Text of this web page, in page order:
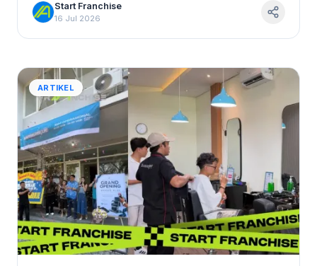
Start Franchise
16 Jul 2026
ARTIKEL